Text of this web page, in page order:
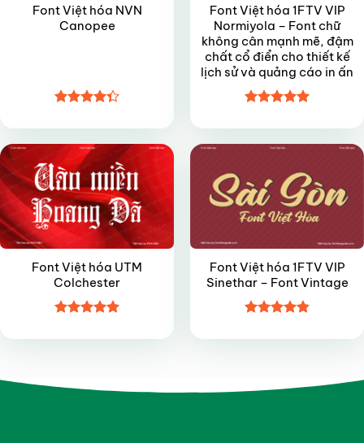
Font Việt hóa NVN
Canopee
hạng4.35
5 sao
Font Việt hóa 1FTV VIP
Normiyola – Font chữ
không cân mạnh mẽ, đậm
chất cổ điển cho thiết kế
lịch sử và quảng cáo in ấn
hạng4.95
5 sao
Font Việt hóa UTM
Colchester
hạng4.95
Font Việt hóa 1FTV VIP
Sinethar – Font Vintage
hạng4.85